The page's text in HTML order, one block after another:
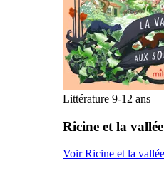
Littérature 9-12 ans
Ricine et la
Voir Ricine et la